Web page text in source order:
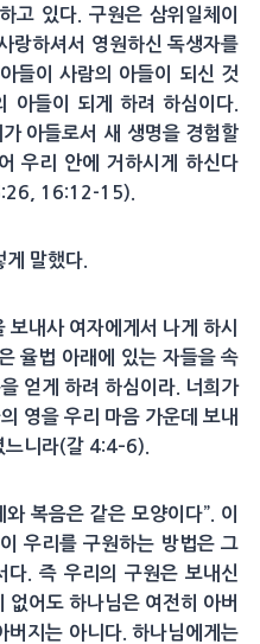
고 있다. 구원은 삼위일체이
랑하셔서 영원하신 독생자를
들이 사람의 아들이 되신 것
아들이 되게 하려 하심이다.
아들로서 새 생명을 경험할
우리 안에 거하시게 하신다
16:12-15).
말했다.
내사 여자에게서 나게 하시
율법 아래에 있는 자들을 속
얻게 하려 하심이라. 너희가
영을 우리 마음 가운데 보내
느니라(갈 4:4–6).
복음은 같은 모양이다”. 이
우리를 구원하는 방법은 그
다. 즉 우리의 구원은 보내신
없어도 하나님은 여전히 아버
버지는 아니다. 하나님에게는